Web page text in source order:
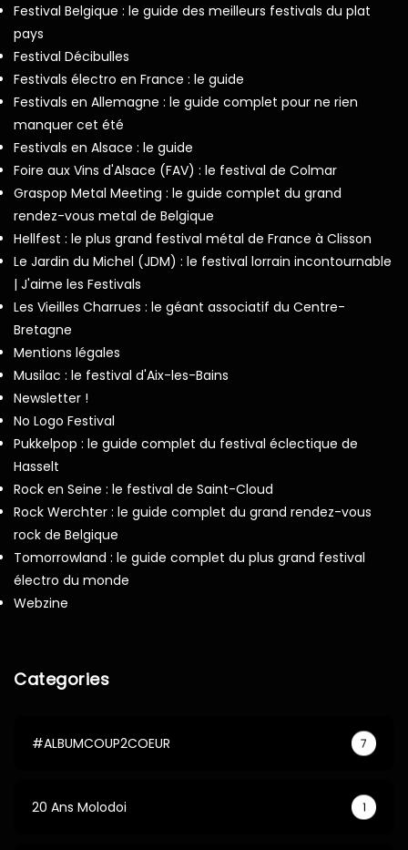
Festival Belgique : le guide des meilleurs festivals du plat
pays
Festival Décibulles
Festivals électro en France : le guide
Festivals en Allemagne : le guide complet pour ne rien
manquer cet été
Festivals en Alsace : le guide
Foire aux Vins d'Alsace (FAV) : le festival de Colmar
Graspop Metal Meeting : le guide complet du grand
rendez-vous metal de Belgique
Hellfest : le plus grand festival métal de France à Clisson
Le Jardin du Michel (JDM) : le festival lorrain incontournable
| J'aime les Festivals
Les Vieilles Charrues : le géant associatif du Centre-
Bretagne
Mentions légales
Musilac : le festival d'Aix-les-Bains
Newsletter !
No Logo Festival
Pukkelpop : le guide complet du festival éclectique de
Hasselt
Rock en Seine : le festival de Saint-Cloud
Rock Werchter : le guide complet du grand rendez-vous
rock de Belgique
Tomorrowland : le guide complet du plus grand festival
électro du monde
Webzine
Categories
#ALBUMCOUP2COEUR 7
20 Ans Molodoi 1